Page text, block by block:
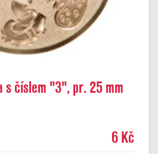
s číslem "3", pr. 25 mm
6 Kč